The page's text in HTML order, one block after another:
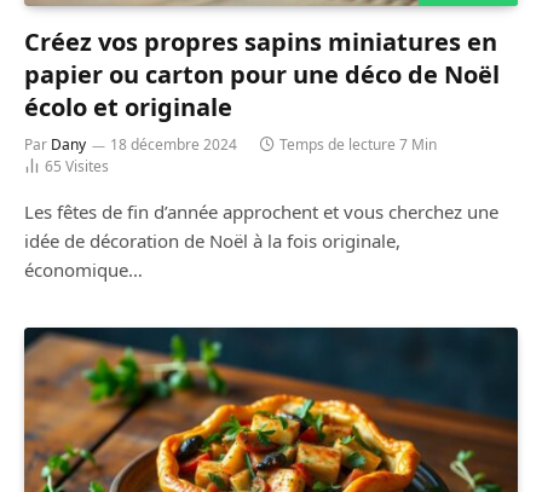
Créez vos propres sapins miniatures en
papier ou carton pour une déco de Noël
écolo et originale
Par Dany 18 décembre 2024
Temps de lecture 7 Min
65 Visites
Les fêtes de fin d’année approchent et vous cherchez une
idée de décoration de Noël à la fois originale,
économique…